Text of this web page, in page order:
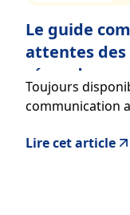
Le guide
attentes
répondre
Toujours
communication
Lire cet article